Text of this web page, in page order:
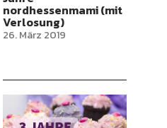
nordhessenmami (mit
Verlosung)
26. März 2019